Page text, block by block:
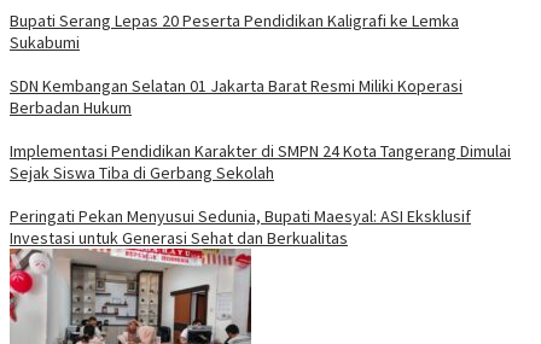
Bupati Serang Lepas 20 Peserta Pendidikan Kaligrafi ke Lemka
Sukabumi
SDN Kembangan Selatan 01 Jakarta Barat Resmi Miliki Koperasi
Berbadan Hukum
Implementasi Pendidikan Karakter di SMPN 24 Kota Tangerang Dimulai
Sejak Siswa Tiba di Gerbang Sekolah
Peringati Pekan Menyusui Sedunia, Bupati Maesyal: ASI Eksklusif
Investasi untuk Generasi Sehat dan Berkualitas